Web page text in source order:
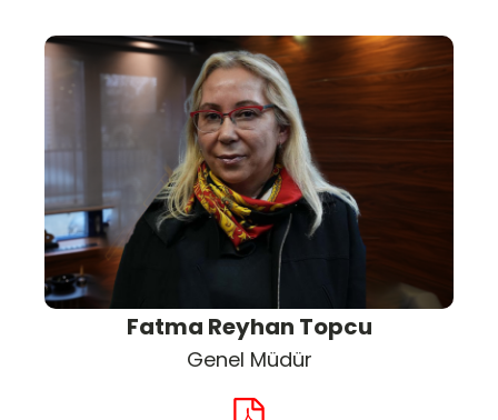
Fatma Reyhan Topcu
Genel Müdür